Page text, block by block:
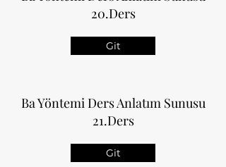
20.Ders
Git
Ba Yöntemi Ders Anlatım Sunusu
21.Ders
Git